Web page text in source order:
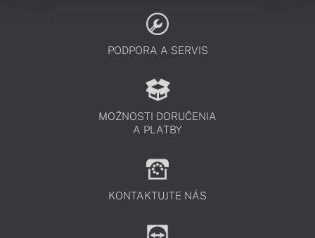
PODPORA A SERVIS
MOŽNOSTI DORUČENIA
A PLATBY
KONTAKTUJTE NÁS